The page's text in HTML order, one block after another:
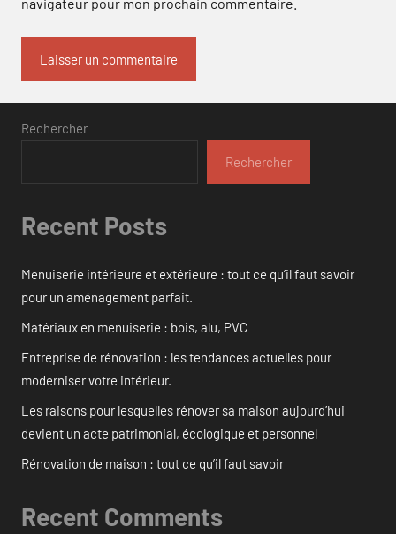
Rechercher
Rechercher
Recent Posts
Menuiserie intérieure et extérieure : tout ce qu’il faut savoir
pour un aménagement parfait.
Matériaux en menuiserie : bois, alu, PVC
Entreprise de rénovation : les tendances actuelles pour
moderniser votre intérieur.
Les raisons pour lesquelles rénover sa maison aujourd’hui
devient un acte patrimonial, écologique et personnel
Rénovation de maison : tout ce qu’il faut savoir
Recent Comments